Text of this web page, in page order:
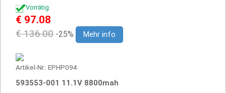
Vorrätig
€ 97.08
€ 136.00 -25% Mehr info
Artikel-Nr.: EPHP094
593553-001 11.1V 8800mah